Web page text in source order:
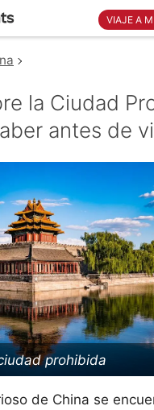
VIAJE A
la Ciudad
antes de
prohibida
de China se